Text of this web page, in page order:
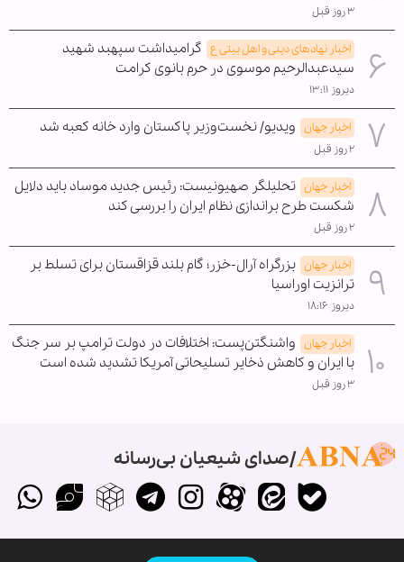
۳ روز قبل
اخبار نهادهای دینی و اهل بیتی ع گرامیداشت سپهبد شهید
سیدعبدالرحیم موسوی در حرم بانوی کرامت
دیروز ۱۳:۱۱
اخبار جهان ویدیو/ نخست‌وزیر پاکستان وارد خانه کعبه شد
۲ روز قبل
اخبار جهان تحلیلگر صهیونیست: رئیس جدید موساد باید دلایل
شکست طرح براندازی نظام ایران را بررسی کند
۲ روز قبل
اخبار جهان بزرگراه آرال-خزر؛ گام بلند قزاقستان برای تسلط بر
ترانزیت اوراسیا
دیروز ۱۸:۱۶
اخبار جهان واشنگتن‌پست: اختلافات در دولت ترامپ بر سر جنگ
با ایران و کاهش ذخایر تسلیحاتی آمریکا تشدید شده است
۳ روز قبل
صدای شیعیان بی‌رسانه